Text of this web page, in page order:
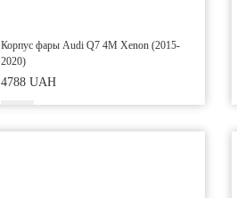
Корпус фары Audi Q7 4M Xenon (2015-
2020)
4788 UAH